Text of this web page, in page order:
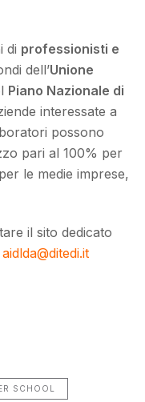
di professionisti e
dell’Unione
Piano Nazionale di
interessate a
possono
pari al 100% per
le medie imprese,
il sito dedicato
aidlda@ditedi.it
SCHOOL